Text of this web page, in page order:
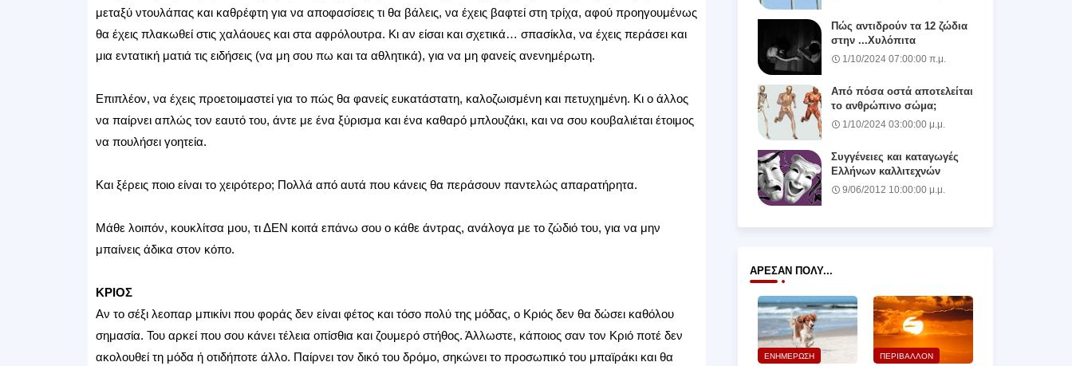
μεταξύ ντουλάπας και καθρέφτη για να αποφασίσεις τι θα βάλεις, να έχεις βαφτεί στη τρίχα, αφού προηγουμένως
θα έχεις πλακωθεί στις χαλάουες και στα αφρόλουτρα. Κι αν είσαι και σχετικά… σπασίκλα, να έχεις περάσει και
μια εντατική ματιά τις ειδήσεις (να μη σου πω και τα αθλητικά), για να μη φανείς ανενημέρωτη.
Επιπλέον, να έχεις προετοιμαστεί για το πώς θα φανείς ευκατάστατη, καλοζωισμένη και πετυχημένη. Κι ο άλλος
να παίρνει απλώς τον εαυτό του, άντε με ένα ξύρισμα και ένα καθαρό μπλουζάκι, και να σου κουβαλιέται έτοιμος
να πουλήσει γοητεία.
Και ξέρεις ποιο είναι το χειρότερο; Πολλά από αυτά που κάνεις θα περάσουν παντελώς απαρατήρητα.
Μάθε λοιπόν, κουκλίτσα μου, τι ΔΕΝ κοιτά επάνω σου ο κάθε άντρας, ανάλογα με το ζώδιό του, για να μην
μπαίνεις άδικα στον κόπο.
ΚΡΙΟΣ
Αν το σέξι λεοπαρ μπικίνι που φοράς δεν είναι φέτος και τόσο πολύ της μόδας, ο Κριός δεν θα δώσει καθόλου
σημασία. Του αρκεί που σου κάνει τέλεια οπίσθια και ζουμερό στήθος. Άλλωστε, κάποιος σαν τον Κριό ποτέ δεν
ακολουθεί τη μόδα ή οτιδήποτε άλλο. Παίρνει τον δικό του δρόμο, σηκώνει το προσωπικό του μπαϊράκι και θα
Πώς αντιδρούν τα 12 ζώδια
στην ...Χυλόπιτα
1/10/2024 07:00:00 π.μ.
Από πόσα οστά αποτελείται
το ανθρώπινο σώμα;
1/10/2024 03:00:00 μ.μ.
Συγγένειες και καταγωγές
Ελλήνων καλλιτεχνών
9/06/2012 10:00:00 μ.μ.
ΆΡΕΣΑΝ ΠΟΛΎ...
ΕΝΗΜΕΡΩΣΗ ΠΕΡΙΒΑΛΛΟΝ